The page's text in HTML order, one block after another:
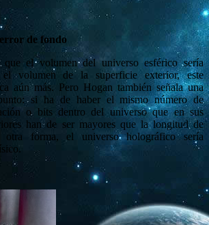
error de fondo
que el volumen del universo esférico sería
el volumen de la superficie exterior, este
aún más. Pero Hogan también señala una
si ha de haber el mismo número de
o bits dentro del universo que en sus
han de ser mayores que la longitud de
otra forma, el universo holográfico sería